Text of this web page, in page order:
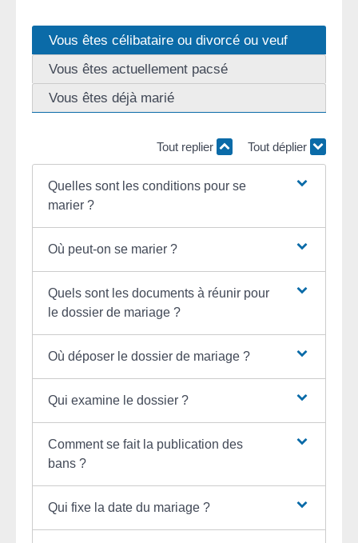
Vous êtes célibataire ou divorcé ou veuf
Vous êtes actuellement pacsé
Vous êtes déjà marié
Tout replier Tout déplier
Quelles sont les conditions pour se
marier ?
Où peut-on se marier ?
Quels sont les documents à réunir pour
le dossier de mariage ?
Où déposer le dossier de mariage ?
Qui examine le dossier ?
Comment se fait la publication des
bans ?
Qui fixe la date du mariage ?